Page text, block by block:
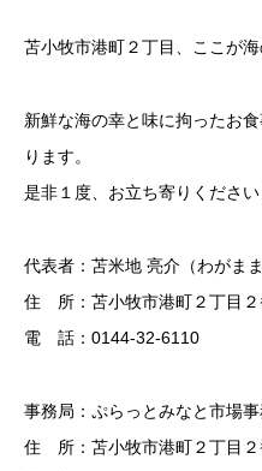
苫小牧市港町２丁目、ここが
新鮮な海の幸と味に拘ったお
ります。
是非１度、お立ち寄りください
代表者：苫米地 亮介（わがま
住 所：苫小牧市港町２丁目２
電 話：0144-32-6110
事務局：ぷらっとみなと市場
住 所：苫小牧市港町２丁目２